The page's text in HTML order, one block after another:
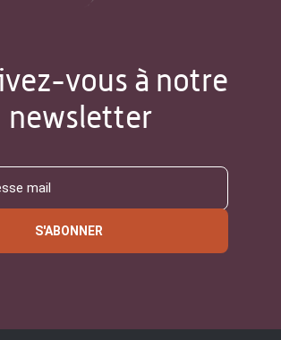
vous à notre
newsletter
S'ABONNER